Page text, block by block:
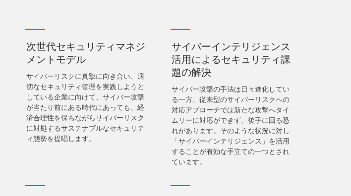
次世代セキュリティマネジ
メントモデル
サイバーリスクに真摯に向き合い、適
切なセキュリティ管理を実践しようと
している企業に向けて、サイバー攻撃
が当たり前にある時代にあっても、経
済合理性を保ちながらサイバーリスク
に対処するサステナブルなセキュリテ
ィ態勢を提唱します。
サイバーインテリジェンス
活用によるセキュリティ課
題の解決
サイバー攻撃の手法は日々進化してい
る一方、従来型のサイバーリスクへの
対応アプローチでは新たな攻撃へタイ
ムリーに対応ができず、後手に回る恐
れがあります。そのような状況に対し
「サイバーインテリジェンス」を活用
することが有効な手立ての一つとされ
ています。